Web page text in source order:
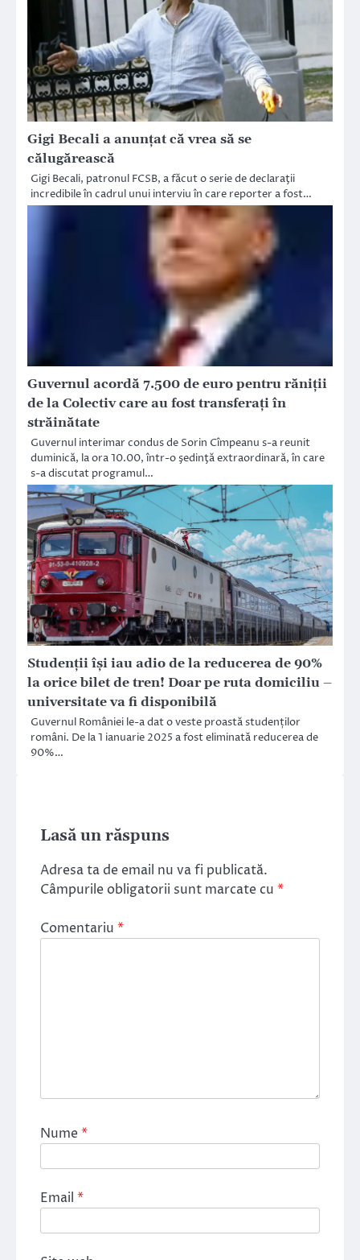
Gigi Becali a anunţat că vrea să se
călugărească
Gigi Becali, patronul FCSB, a făcut o serie de declaraţii
incredibile în cadrul unui interviu în care reporter a fost…
Guvernul acordă 7.500 de euro pentru răniţii
de la Colectiv care au fost transferaţi în
străinătate
Guvernul interimar condus de Sorin Cîmpeanu s-a reunit
duminică, la ora 10.00, într-o şedinţă extraordinară, în care
s-a discutat programul…
Studenții își iau adio de la reducerea de 90%
la orice bilet de tren! Doar pe ruta domiciliu –
universitate va fi disponibilă
Guvernul României le-a dat o veste proastă studenților
români. De la 1 ianuarie 2025 a fost eliminată reducerea de
90%…
Lasă un răspuns
Adresa ta de email nu va fi publicată.
Câmpurile obligatorii sunt marcate cu *
Comentariu *
Nume*
Email *